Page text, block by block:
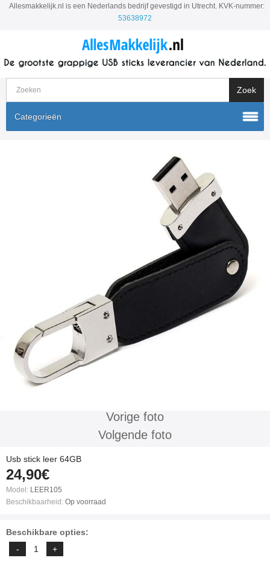
Allesmakkelijk.nl is een Nederlands bedrijf gevestigd in Utrecht. KVK-nummer:
53638972
Categorieën
Vorige foto
Volgende foto
Usb stick leer 64GB
24,90€
Model: LEER105
Beschikbaarheid: Op voorraad
Beschikbare opties: